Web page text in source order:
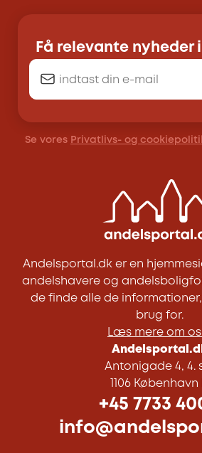
Få relevante nyheder
Se vores Privatlivs- og
Andelsportal.dk er en
andelshavere og
de finde alle de
brug for.
Læs mere om
Antonigade 4, 4.
1106 København
+45 7733